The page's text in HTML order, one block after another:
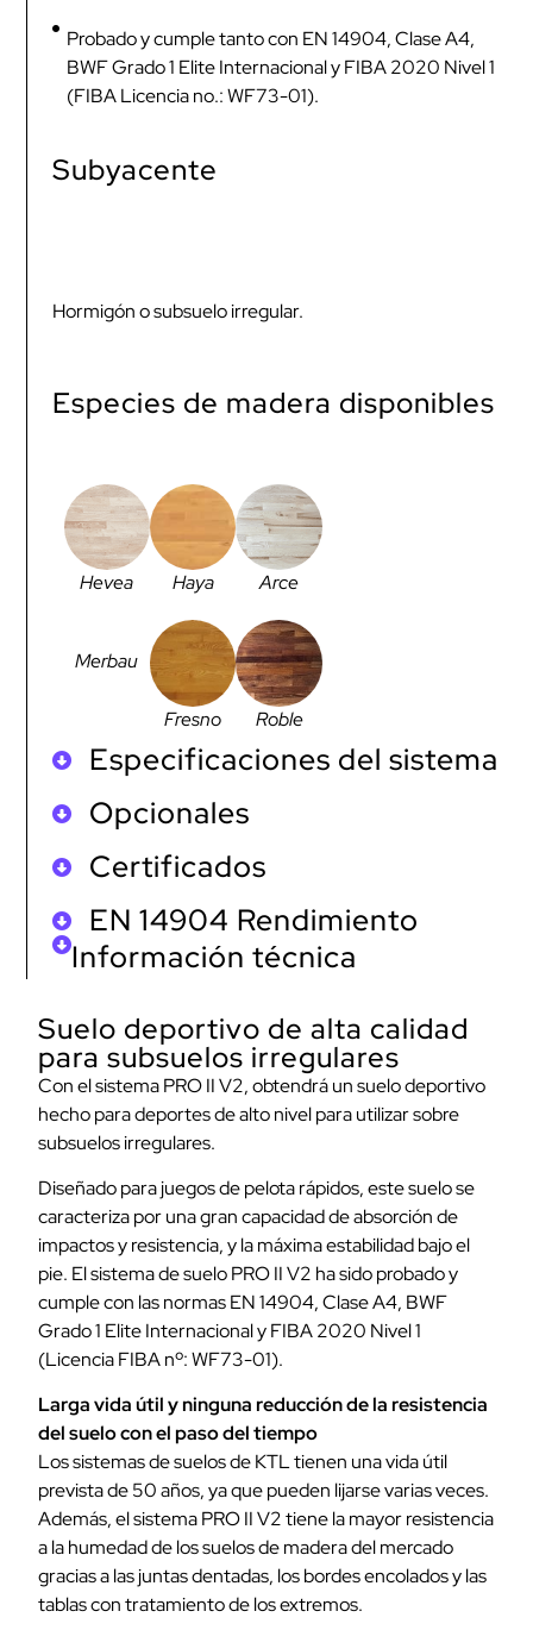
Probado y cumple tanto con EN 14904, Clase A4,
BWF Grado 1 Elite Internacional y FIBA 2020 Nivel 1
(FIBA Licencia no.: WF73-01).
Subyacente
Hormigón o subsuelo irregular.
Especies de madera disponibles
Hevea Haya Arce
Merbau
Fresno Roble
Especificaciones del sistema
Opcionales
Certificados
EN 14904 Rendimiento
Información técnica
Suelo deportivo de alta calidad
para subsuelos irregulares
Con el sistema PRO II V2, obtendrá un suelo deportivo
hecho para deportes de alto nivel para utilizar sobre
subsuelos irregulares.
Diseñado para juegos de pelota rápidos, este suelo se
caracteriza por una gran capacidad de absorción de
impactos y resistencia, y la máxima estabilidad bajo el
pie. El sistema de suelo PRO II V2 ha sido probado y
cumple con las normas EN 14904, Clase A4, BWF
Grado 1 Elite Internacional y FIBA 2020 Nivel 1
(Licencia FIBA nº: WF73-01).
Larga vida útil y ninguna reducción de la resistencia
del suelo con el paso del tiempo
Los sistemas de suelos de KTL tienen una vida útil
prevista de 50 años, ya que pueden lijarse varias veces.
Además, el sistema PRO II V2 tiene la mayor resistencia
a la humedad de los suelos de madera del mercado
gracias a las juntas dentadas, los bordes encolados y las
tablas con tratamiento de los extremos.